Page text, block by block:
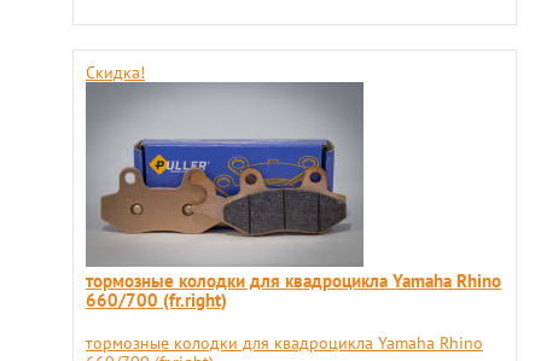
Скидка!
тормозные колодки для квадроцикла Yamaha Rhino
660/700 (fr.right)
тормозные колодки для квадроцикла Yamaha Rhino